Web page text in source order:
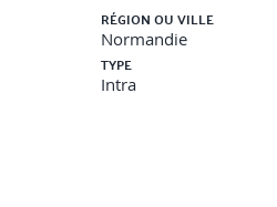
RÉGION OU VILLE
Normandie
TYPE
Intra